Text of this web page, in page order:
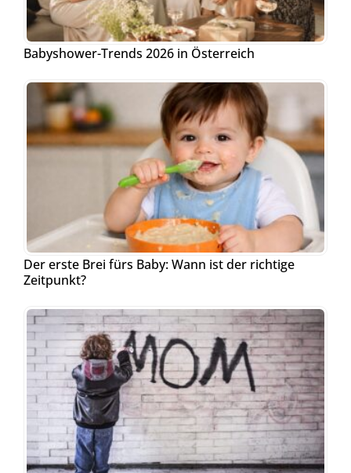
Babyshower-Trends 2026 in Österreich
Der erste Brei fürs Baby: Wann ist der richtige
Zeitpunkt?